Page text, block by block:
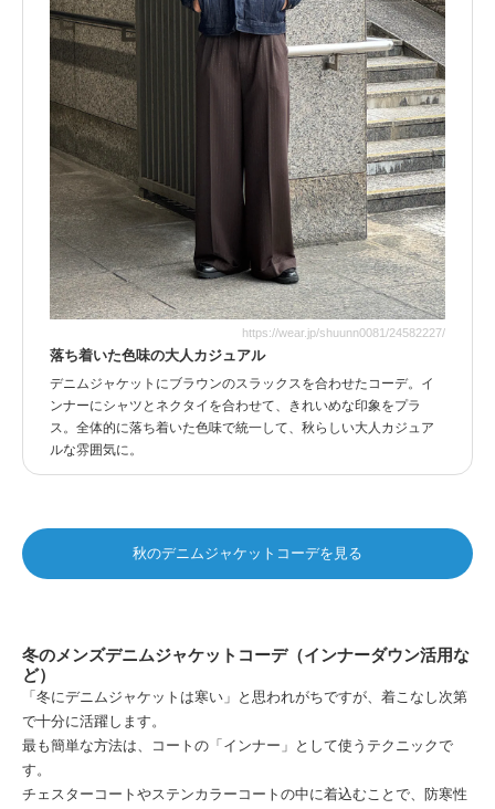
https://wear.jp/shuunn0081/24582227/
落ち着いた色味の大人カジュアル
デニムジャケットにブラウンのスラックスを合わせたコーデ。イ
ンナーにシャツとネクタイを合わせて、きれいめな印象をプラ
ス。全体的に落ち着いた色味で統一して、秋らしい大人カジュア
ルな雰囲気に。
秋のデニムジャケットコーデを見る
冬のメンズデニムジャケットコーデ（インナーダウン活用な
ど）
「冬にデニムジャケットは寒い」と思われがちですが、着こなし次第
で十分に活躍します。
最も簡単な方法は、コートの「インナー」として使うテクニックで
す。
チェスターコートやステンカラーコートの中に着込むことで、防寒性